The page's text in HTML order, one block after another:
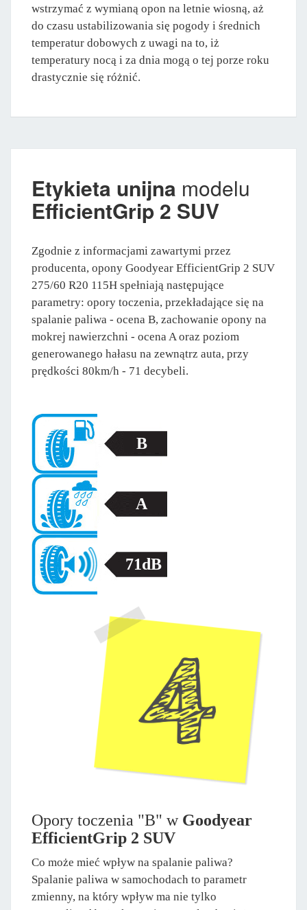
wstrzymać z wymianą opon na letnie wiosną, aż
do czasu ustabilizowania się pogody i średnich
temperatur dobowych z uwagi na to, iż
temperatury nocą i za dnia mogą o tej porze roku
drastycznie się różnić.
Etykieta unijna modelu
EfficientGrip 2 SUV
Zgodnie z informacjami zawartymi przez
producenta, opony Goodyear EfficientGrip 2 SUV
275/60 R20 115H spełniają następujące
parametry: opory toczenia, przekładające się na
spalanie paliwa - ocena B, zachowanie opony na
mokrej nawierzchni - ocena A oraz poziom
generowanego hałasu na zewnątrz auta, przy
prędkości 80km/h - 71 decybeli.
B
A
71dB
Opory toczenia "B" w Goodyear
EfficientGrip 2 SUV
Co może mieć wpływ na spalanie paliwa?
Spalanie paliwa w samochodach to parametr
zmienny, na który wpływ ma nie tylko